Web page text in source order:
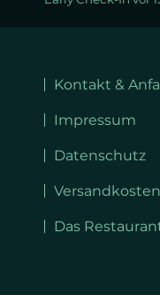
überspringen
Kontakt &
Impressum
Datenschutz
Das